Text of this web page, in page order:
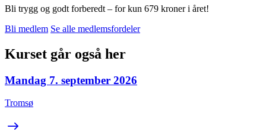
Bli trygg og godt forberedt – for kun 679 kroner i året!
Bli medlem Se alle medlemsfordeler
Kurset går også her
Mandag 7. september 2026
Tromsø